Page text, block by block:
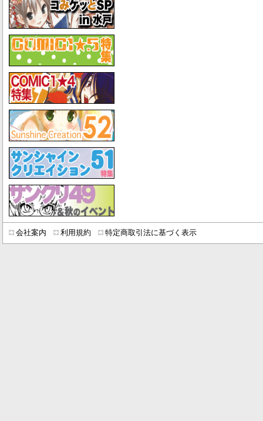
会社案内 利用規約 特定商取引法に基づく表示